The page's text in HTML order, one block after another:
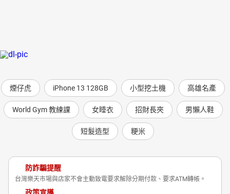
煙仔虎 iPhone 13 128GB 小型挖土機 高雄名產
World Gym 教練課 女睡衣 招財長夾 男懶人鞋
短髮造型 粳米
防詐騙提醒
台灣樂天市場與店家不會主動致電要求解除分期付款、要求ATM轉帳。